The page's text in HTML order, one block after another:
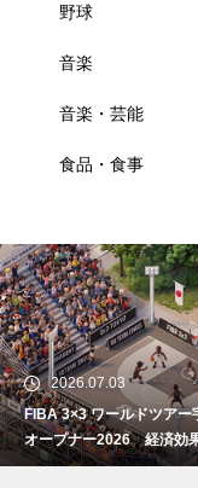
野球
音楽
音楽・芸能
食品・食事
2026.07.03
FIBA 3×3 ワールドツアー
オープナー2026 経済効
7800万円